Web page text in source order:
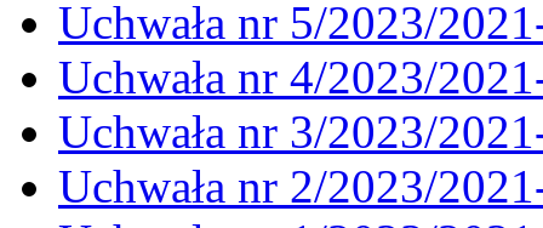
Uchwała nr 5/2023/
Uchwała nr 4/2023/
Uchwała nr 3/2023/
Uchwała nr 2/2023/